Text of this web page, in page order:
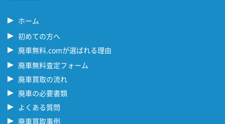
ホーム
初めての方へ
廃車無料.comが選ばれる理由
廃車無料査定フォーム
廃車買取の流れ
廃車の必要書類
よくある質問
廃車買取事例